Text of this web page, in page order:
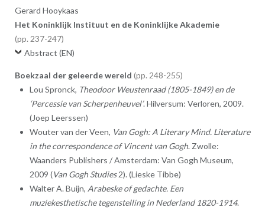
Gerard Hooykaas
Het Koninklijk Instituut en de Koninklijke Akademie
237-247
Abstract (EN)
Boekzaal der geleerde wereld
248-255
Lou Spronck, Theodoor Weustenraad (1805-1849) en de
‘Percessie van Scherpenheuvel’. Hilversum: Verloren, 2009.
(Joep Leerssen)
Wouter van der Veen, Van Gogh: A Literary Mind. Literature
in the correspondence of Vincent van Gogh. Zwolle:
Waanders Publishers / Amsterdam: Van Gogh Museum,
2009 (Van Gogh Studies2). (Lieske Tibbe)
Walter A. Buijn, Arabeske of gedachte. Een
muziekesthetische tegenstelling in Nederland 1820-1914.